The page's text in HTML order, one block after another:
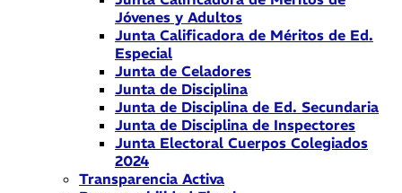
Jóvenes y Adultos
Junta Calificadora de Méritos de Ed.
Especial
Junta de Celadores
Junta de Disciplina
Junta de Disciplina de Ed. Secundaria
Junta de Disciplina de Inspectores
Junta Electoral Cuerpos Colegiados
2024
Transparencia Activa